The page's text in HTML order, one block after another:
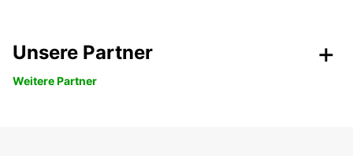
Unsere Partner
Weitere Partner